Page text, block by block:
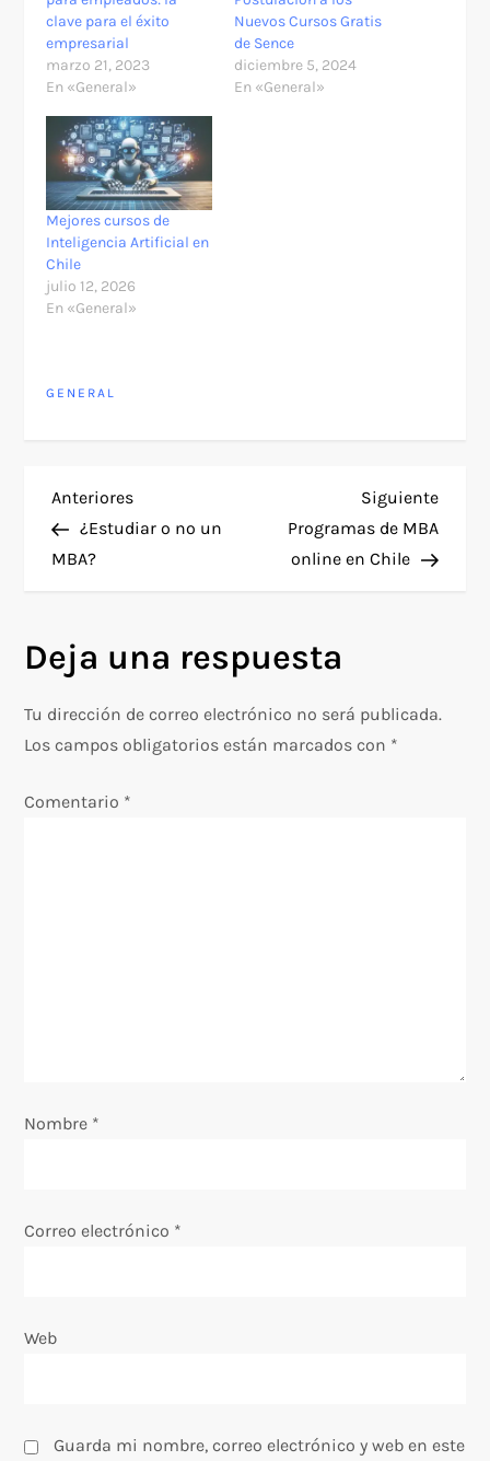
clave para el éxito
empresarial
marzo 21, 2023
En «General»
Nuevos Cursos Gratis
de Sence
diciembre 5, 2024
En «General»
Mejores cursos de
Inteligencia Artificial en
Chile
julio 12, 2026
En «General»
GENERAL
N
a
e
g
a
c
e
t
a
a
Entrada
anterior
Anteriores
¿Estudiar o no un
MBA?
Siguiente
Programas de MBA
online en Chile
Deja una respuesta
Tu dirección de correo electrónico no será publicada.
Los campos obligatorios están marcados con *
Comentario *
Nombre *
Correo electrónico *
Web
Guarda mi nombre, correo electrónico y web en este